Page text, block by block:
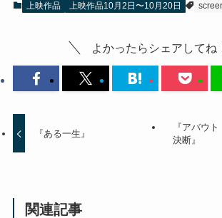
上映作品 上映作品10月2日〜10月20日
よかったらシェアしてね
『ある一生』
『アバウ
決断』
関連記事